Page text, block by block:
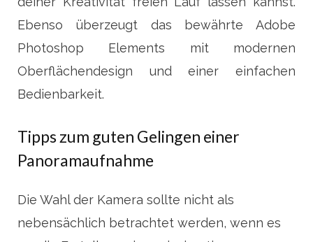
Ebenso überzeugt das bewährte Adobe
Photoshop Elements mit modernen
Oberflächendesign und einer einfachen
Bedienbarkeit.
Tipps zum guten Gelingen einer
Panoramaufnahme
Die Wahl der Kamera sollte nicht als
nebensächlich betrachtet werden, wenn es